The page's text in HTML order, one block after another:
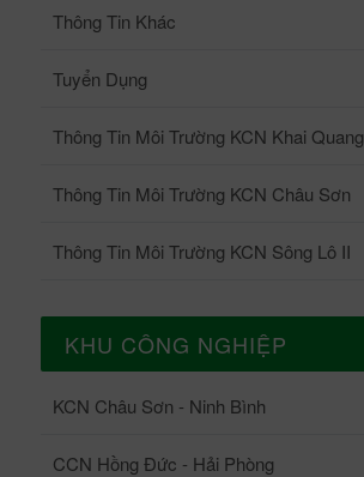
Thông Tin Khác
Tuyển Dụng
Thông Tin Môi Trường KCN Khai Quang
Thông Tin Môi Trường KCN Châu Sơn
Thông Tin Môi Trường KCN Sông Lô II
KHU CÔNG NGHIỆP
KCN Châu Sơn - Ninh Bình
CCN Hồng Đức - Hải Phòng